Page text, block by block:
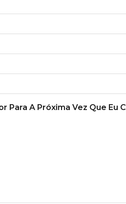
Para A Próxima Vez Que Eu